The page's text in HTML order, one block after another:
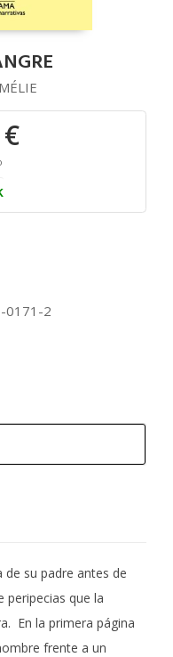
0171-2
su padre antes de
peripecias que la
En la primera página
frente a un